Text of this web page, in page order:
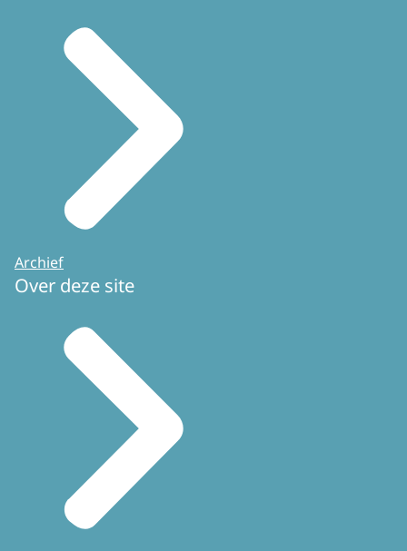
Archief
Over deze site